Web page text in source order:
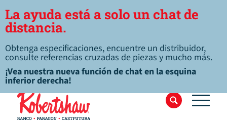
La ayuda está a solo un chat de
distancia.
Obtenga especificaciones, encuentre un distribuidor,
consulte referencias cruzadas de piezas y mucho más.
¡Vea nuestra nueva función de chat en la esquina
inferior derecha!